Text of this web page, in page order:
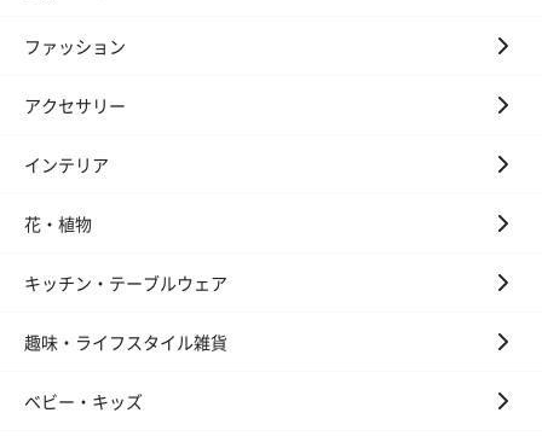
ファッション
アクセサリー
インテリア
花・植物
キッチン・テーブルウェア
趣味・ライフスタイル雑貨
ベビー・キッズ